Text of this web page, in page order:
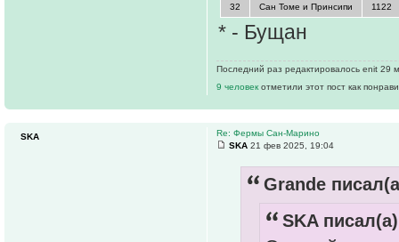
32 Сан Томе и Принсипи 1122
* - Бущан
Последний раз редактировалось enit 29
9 человек отметили этот пост как
Re: Фермы Сан-Марино
SKA 21 фев 2025, 19:04
Grande
SKA
SKA